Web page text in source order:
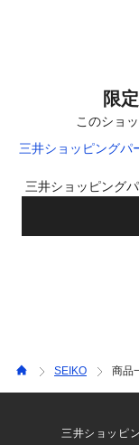
限
このショ
三井ショッピングパ
三井ショッピング
SEIKO 商品
三井ショッピ